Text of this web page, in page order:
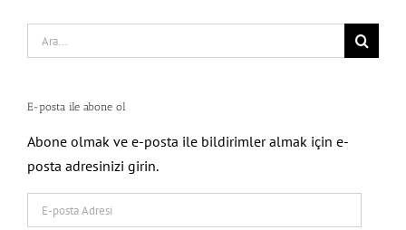
Search
for:
E-posta ile abone ol
Abone olmak ve e-posta ile bildirimler almak için e-
posta adresinizi girin.